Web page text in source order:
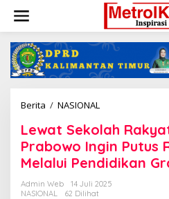
konten
Berita / NASIONAL
Rakyat,
Presiden
Prabowo
Ingin
Putus
Lewat Sekolah
Prabowo Ingin Putus
Melalui Pendidikan
Admin Web
14 Juli 2025
NASIONAL
62 Dilihat